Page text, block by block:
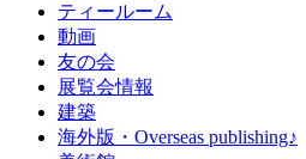
ティールーム
動画
友の会
展覧会情報
建築
海外版・Overseas publishing♪